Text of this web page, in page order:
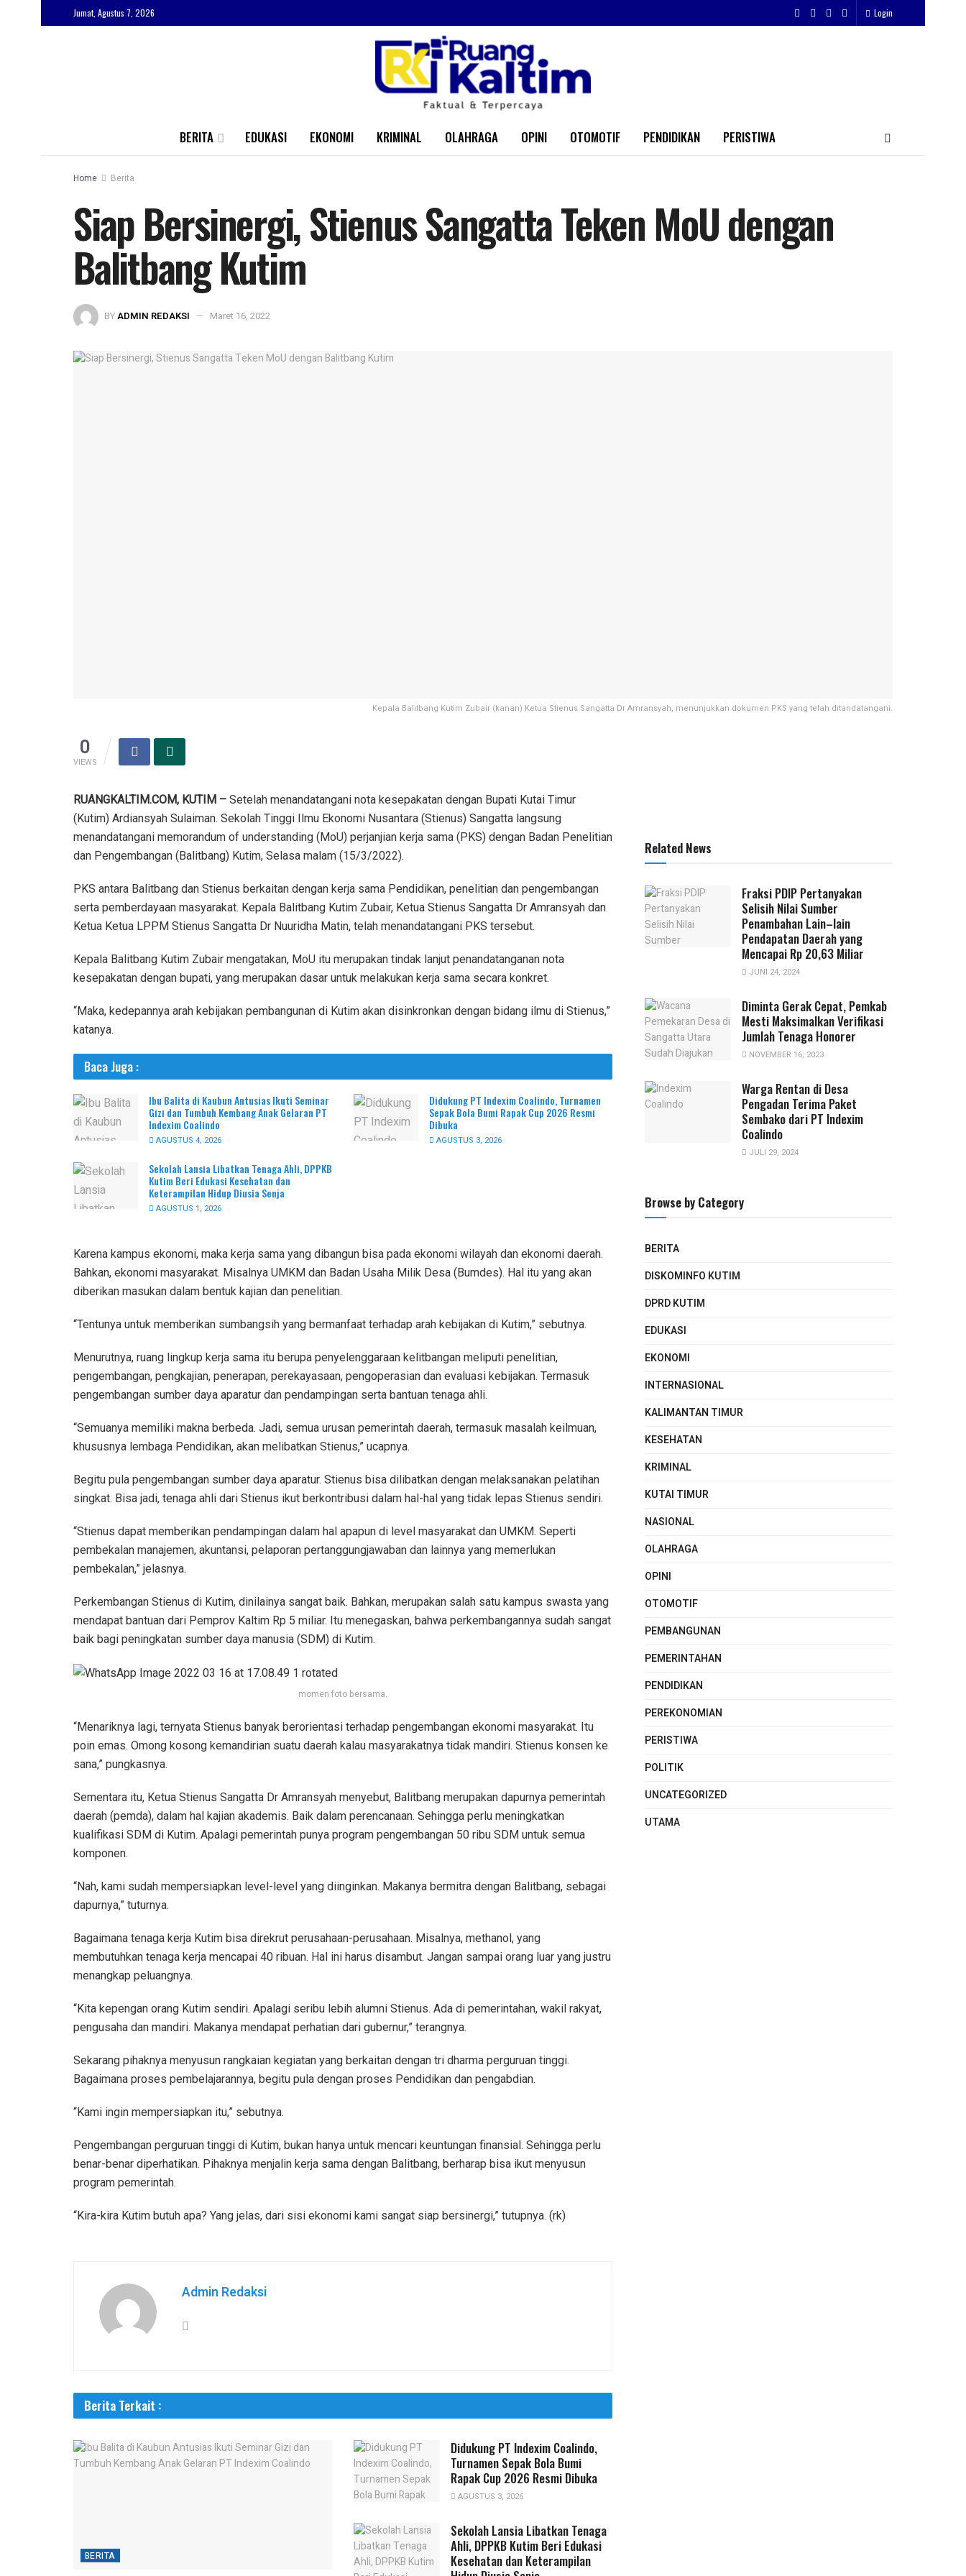
Jumat, Agustus 7, 2026 Login
BERITA EDUKASI EKONOMI KRIMINAL OLAHRAGA OPINI OTOMOTIF PENDIDIKAN PERISTIWA
Home Berita
Siap Bersinergi, Stienus Sangatta Teken MoU dengan
Balitbang Kutim
BYADMIN REDAKSI Maret 16, 2022
Kepala Balitbang Kutim Zubair (kanan) Ketua Stienus Sangatta Dr Amransyah, menunjukkan dokumen PKS yang telah ditandatangani.
0
VIEWS
RUANGKALTIM.COM, KUTIM – Setelah menandatangani nota kesepakatan dengan Bupati Kutai Timur
(Kutim) Ardiansyah Sulaiman. Sekolah Tinggi Ilmu Ekonomi Nusantara (Stienus) Sangatta langsung
menandatangani memorandum of understanding (MoU) perjanjian kerja sama (PKS) dengan Badan Penelitian
dan Pengembangan (Balitbang) Kutim, Selasa malam (15/3/2022).
PKS antara Balitbang dan Stienus berkaitan dengan kerja sama Pendidikan, penelitian dan pengembangan
serta pemberdayaan masyarakat. Kepala Balitbang Kutim Zubair, Ketua Stienus Sangatta Dr Amransyah dan
Ketua Ketua LPPM Stienus Sangatta Dr Nuuridha Matin, telah menandatangani PKS tersebut.
Kepala Balitbang Kutim Zubair mengatakan, MoU itu merupakan tindak lanjut penandatanganan nota
kesepakatan dengan bupati, yang merupakan dasar untuk melakukan kerja sama secara konkret.
“Maka, kedepannya arah kebijakan pembangunan di Kutim akan disinkronkan dengan bidang ilmu di Stienus,”
katanya.
Baca Juga :
Ibu Balita di Kaubun Antusias Ikuti Seminar
Gizi dan Tumbuh Kembang Anak Gelaran PT
Indexim Coalindo
AGUSTUS 4, 2026
Didukung PT Indexim Coalindo, Turnamen
Sepak Bola Bumi Rapak Cup 2026 Resmi
Dibuka
AGUSTUS 3, 2026
Sekolah Lansia Libatkan Tenaga Ahli, DPPKB
Kutim Beri Edukasi Kesehatan dan
Keterampilan Hidup Diusia Senja
AGUSTUS 1, 2026
Karena kampus ekonomi, maka kerja sama yang dibangun bisa pada ekonomi wilayah dan ekonomi daerah.
Bahkan, ekonomi masyarakat. Misalnya UMKM dan Badan Usaha Milik Desa (Bumdes). Hal itu yang akan
diberikan masukan dalam bentuk kajian dan penelitian.
“Tentunya untuk memberikan sumbangsih yang bermanfaat terhadap arah kebijakan di Kutim,” sebutnya.
Menurutnya, ruang lingkup kerja sama itu berupa penyelenggaraan kelitbangan meliputi penelitian,
pengembangan, pengkajian, penerapan, perekayasaan, pengoperasian dan evaluasi kebijakan. Termasuk
pengembangan sumber daya aparatur dan pendampingan serta bantuan tenaga ahli.
“Semuanya memiliki makna berbeda. Jadi, semua urusan pemerintah daerah, termasuk masalah keilmuan,
khususnya lembaga Pendidikan, akan melibatkan Stienus,” ucapnya.
Begitu pula pengembangan sumber daya aparatur. Stienus bisa dilibatkan dengan melaksanakan pelatihan
singkat. Bisa jadi, tenaga ahli dari Stienus ikut berkontribusi dalam hal-hal yang tidak lepas Stienus sendiri.
“Stienus dapat memberikan pendampingan dalam hal apapun di level masyarakat dan UMKM. Seperti
pembekalan manajemen, akuntansi, pelaporan pertanggungjawaban dan lainnya yang memerlukan
pembekalan,” jelasnya.
Perkembangan Stienus di Kutim, dinilainya sangat baik. Bahkan, merupakan salah satu kampus swasta yang
mendapat bantuan dari Pemprov Kaltim Rp 5 miliar. Itu menegaskan, bahwa perkembangannya sudah sangat
baik bagi peningkatan sumber daya manusia (SDM) di Kutim.
momen foto bersama.
“Menariknya lagi, ternyata Stienus banyak berorientasi terhadap pengembangan ekonomi masyarakat. Itu
poin emas. Omong kosong kemandirian suatu daerah kalau masyarakatnya tidak mandiri. Stienus konsen ke
sana,” pungkasnya.
Sementara itu, Ketua Stienus Sangatta Dr Amransyah menyebut, Balitbang merupakan dapurnya pemerintah
daerah (pemda), dalam hal kajian akademis. Baik dalam perencanaan. Sehingga perlu meningkatkan
kualifikasi SDM di Kutim. Apalagi pemerintah punya program pengembangan 50 ribu SDM untuk semua
komponen.
“Nah, kami sudah mempersiapkan level-level yang diinginkan. Makanya bermitra dengan Balitbang, sebagai
dapurnya,” tuturnya.
Bagaimana tenaga kerja Kutim bisa direkrut perusahaan-perusahaan. Misalnya, methanol, yang
membutuhkan tenaga kerja mencapai 40 ribuan. Hal ini harus disambut. Jangan sampai orang luar yang justru
menangkap peluangnya.
“Kita kepengan orang Kutim sendiri. Apalagi seribu lebih alumni Stienus. Ada di pemerintahan, wakil rakyat,
pengusaha dan mandiri. Makanya mendapat perhatian dari gubernur,” terangnya.
Sekarang pihaknya menyusun rangkaian kegiatan yang berkaitan dengan tri dharma perguruan tinggi.
Bagaimana proses pembelajarannya, begitu pula dengan proses Pendidikan dan pengabdian.
“Kami ingin mempersiapkan itu,” sebutnya.
Pengembangan perguruan tinggi di Kutim, bukan hanya untuk mencari keuntungan finansial. Sehingga perlu
benar-benar diperhatikan. Pihaknya menjalin kerja sama dengan Balitbang, berharap bisa ikut menyusun
program pemerintah.
“Kira-kira Kutim butuh apa? Yang jelas, dari sisi ekonomi kami sangat siap bersinergi,” tutupnya. (rk)
Admin Redaksi
Berita Terkait :
BERITA
Didukung PT Indexim Coalindo,
Turnamen Sepak Bola Bumi
Rapak Cup 2026 Resmi Dibuka
AGUSTUS 3, 2026
Sekolah Lansia Libatkan Tenaga
Ahli, DPPKB Kutim Beri Edukasi
Kesehatan dan Keterampilan
Related News
Fraksi PDIP Pertanyakan
Selisih Nilai Sumber
Penambahan Lain–lain
Pendapatan Daerah yang
Mencapai Rp 20,63 Miliar
JUNI 24, 2024
Diminta Gerak Cepat, Pemkab
Mesti Maksimalkan Verifikasi
Jumlah Tenaga Honorer
NOVEMBER 16, 2023
Warga Rentan di Desa
Pengadan Terima Paket
Sembako dari PT Indexim
Coalindo
JULI 29, 2024
Browse by Category
BERITA
DISKOMINFO KUTIM
DPRD KUTIM
EDUKASI
EKONOMI
INTERNASIONAL
KALIMANTAN TIMUR
KESEHATAN
KRIMINAL
KUTAI TIMUR
NASIONAL
OLAHRAGA
OPINI
OTOMOTIF
PEMBANGUNAN
PEMERINTAHAN
PENDIDIKAN
PEREKONOMIAN
PERISTIWA
POLITIK
UNCATEGORIZED
UTAMA